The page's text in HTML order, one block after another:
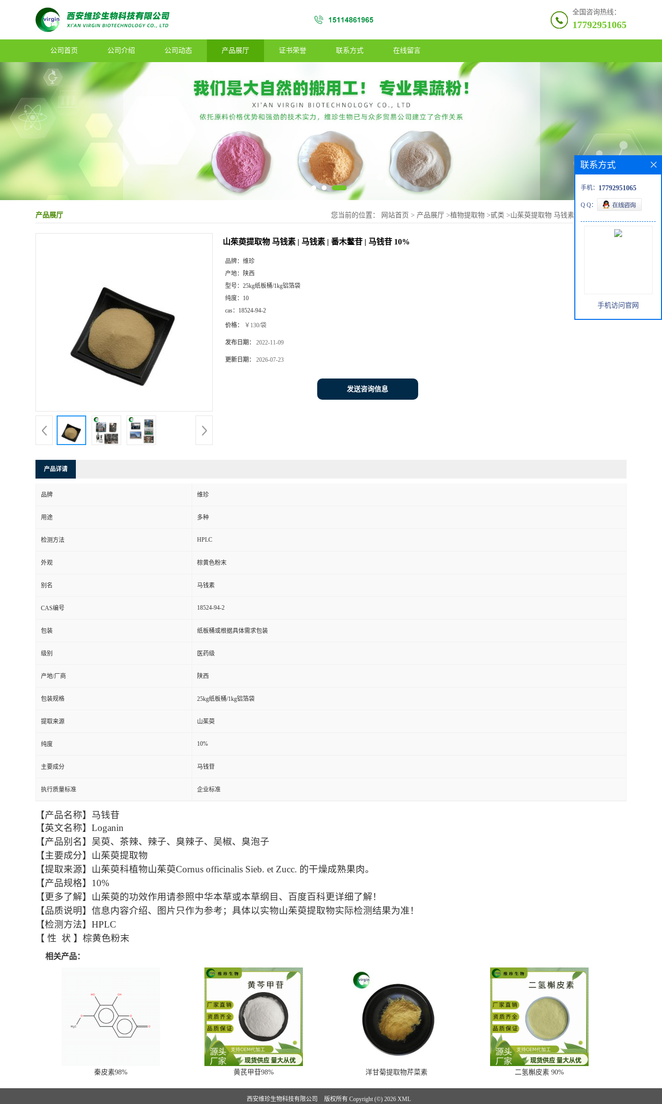
全国咨询热线：
17792951065
公司首页 公司介绍 公司动态 产品展厅 证书荣誉 联系方式 在线留言
产品展厅 您当前的位置： 网站首页 > 产品展厅 >植物提取物 >甙类 >山茱萸提取物 马钱素 | 马钱素 | 番木鳖
山茱萸提取物 马钱素 | 马钱素 | 番木鳖苷 | 马钱苷 10%
品牌： 维珍
产地：
陕西
型号： 25kg纸板桶/1kg铝箔袋
纯度： 10
cas： 18524-94-2
价格： ￥130/袋
发布日期： 2022-11-09
更新日期： 2026-07-23
发送咨询信息
产品详请
品牌 维珍
用途 多种
检测方法 HPLC
外观 棕黄色粉末
别名 马钱素
CAS编号 18524-94-2
包装 纸板桶或根据具体需求包装
级别 医药级
产地/厂商 陕西
包装规格 25kg纸板桶/1kg铝箔袋
提取来源 山茱萸
纯度 10%
主要成分 马钱苷
执行质量标准 企业标准
【产品名称】马钱苷
【英文名称】Loganin
【产品别名】吴萸、茶辣、辣子、臭辣子、吴椒、臭泡子
【主要成分】山茱萸提取物
【提取来源】山茱萸科植物山茱萸Cornus officinalis Sieb. et Zucc. 的干燥成熟果肉。
【产品规格】10%
【更多了解】山茱萸的功效作用请参照中华本草或本草纲目、百度百科更详细了解！
【品质说明】信息内容介绍、图片只作为参考；具体以实物山茱萸提取物实际检测结果为准！
【检测方法】HPLC
【 性 状 】棕黄色粉末
相关产品：
秦皮素98% 黄芪甲苷98% 洋甘菊提取物芹菜素 二氢槲皮素 90%
联系方式
手机： 17792951065
Q Q：
手机访问官网
西安维珍生物科技有限公司 版权所有 Copyright (©) 2026 XML